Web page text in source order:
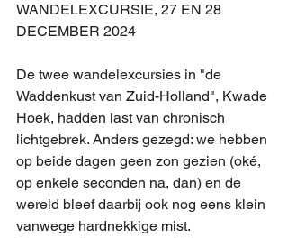
WANDELEXCURSIE, 27 EN 28
DECEMBER 2024
De twee wandelexcursies in "de
Waddenkust van Zuid-Holland", Kwade
Hoek, hadden last van chronisch
lichtgebrek. Anders gezegd: we hebben
op beide dagen geen zon gezien (oké,
op enkele seconden na, dan) en de
wereld bleef daarbij ook nog eens klein
vanwege hardnekkige mist.